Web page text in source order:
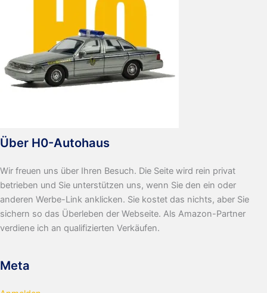
Über H0-Autohaus
Wir freuen uns über Ihren Besuch. Die Seite wird rein privat
betrieben und Sie unterstützen uns, wenn Sie den ein oder
anderen Werbe-Link anklicken. Sie kostet das nichts, aber Sie
sichern so das Überleben der Webseite. Als Amazon-Partner
verdiene ich an qualifizierten Verkäufen.
Meta